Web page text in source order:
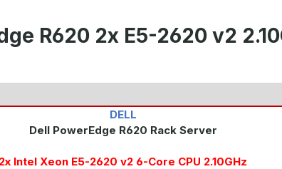
R620 2x E5-2620 v2
DELL
Dell PowerEdge R620 Rack Server
2x Intel Xeon E5-2620 v2 6-Core CPU 2.10GHz